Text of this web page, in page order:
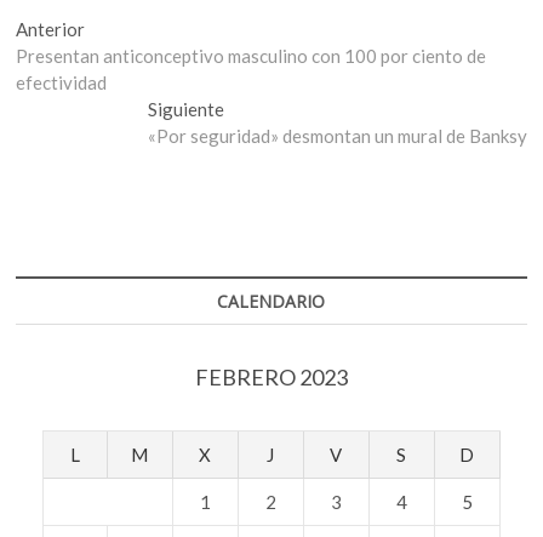
Navegación
de
AnteriorEntrada
anterior:
Presentan anticonceptivo masculino con 100 por ciento de
efectividad
SiguienteEntrada
siguiente:
«Por seguridad» desmontan un mural de Banksy
CALENDARIO
FEBRERO 2023
L M X J V S D
1 2 3 4 5